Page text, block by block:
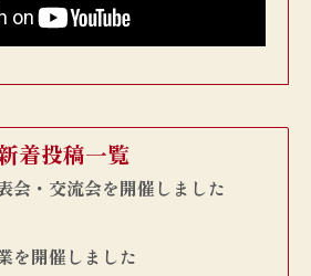
着投稿一覧
会・交流会を開催しました
を開催しました